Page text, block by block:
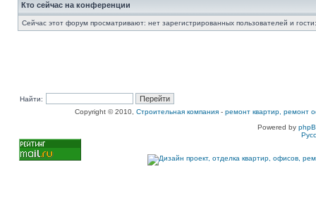
Кто сейчас на конференции
Сейчас этот форум просматривают: нет зарегистрированных пользователей и
Найти:
Copyright © 2010, Строительная компания - ремонт квартир, ремонт
Powered by